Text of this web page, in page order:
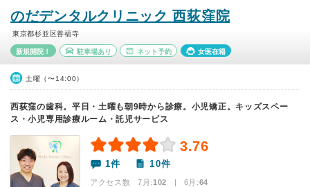
のだデンタルクリニック 西荻窪院
東京都杉並区善福寺
新規開院！ 駐車場あり ネット予約 女医在籍
土曜（〜14:00）
西荻窪の歯科。平日・土曜も朝9時から診療。小児矯正。キッズスペー
ス・小児専用診療ルーム・託児サービス
3.76
1件 10件
アクセス数 7月:102 | 6月:64